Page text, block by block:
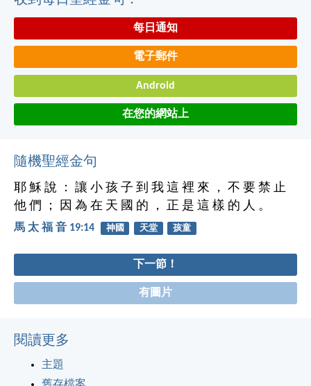
每日通知
電子郵件
Android
在您的網站上
隨機聖經金句
耶 穌 說 ： 讓 小 孩 子 到 我 這 裡 來 ， 不 要 禁 止
他 們 ； 因 為 在 天 國 的 ， 正 是 這 樣 的 人 。
馬 太 福 音 19:14 神國 天堂 孩童
下一節！
有圖片
閱讀更多
主題